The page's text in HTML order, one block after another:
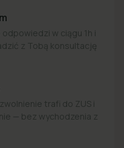
w ciągu 1h i
z Tobą konsultację
trafi do ZUS i
— bez wychodzenia z